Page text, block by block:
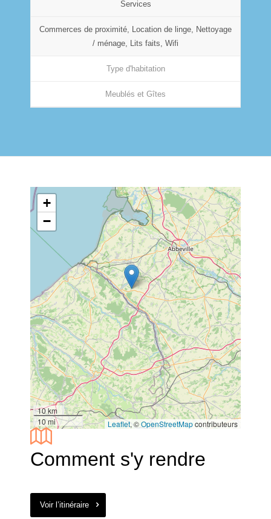
Services
Commerces de proximité, Location de linge, Nettoyage
/ ménage, Lits faits, Wifi
Type d'habitation
Meublés et Gîtes
+
−
10 km
10 mi
Leaflet, ©OpenStreetMapcontributeurs
Comment s'y rendre
Voir l’itinéraire